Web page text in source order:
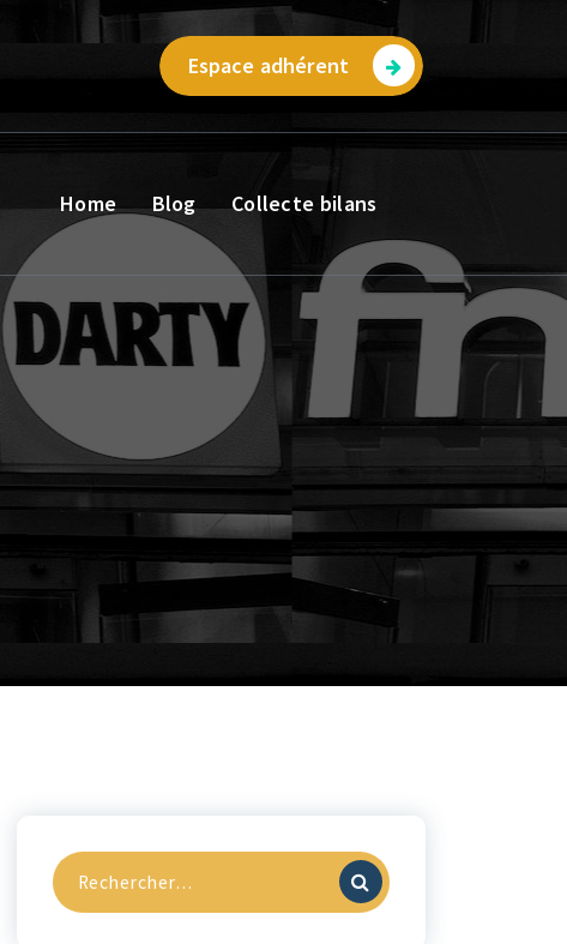
Espace adhérent
Home Blog Collecte bilans
Recherche
pour :